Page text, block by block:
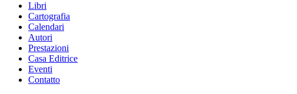
Libri
Cartografia
Calendari
Autori
Prestazioni
Casa Editrice
Eventi
Contatto